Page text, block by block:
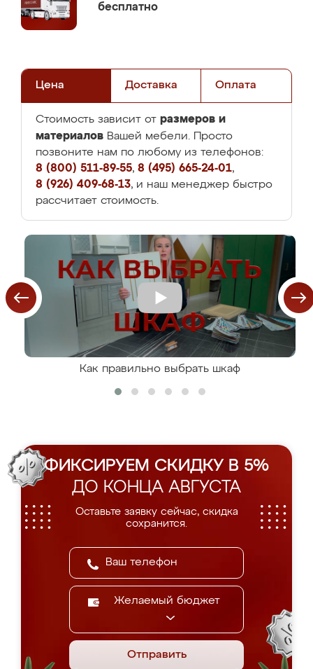
бесплатно
Цена Доставка Оплата
Стоимость зависит от размеров и
материалов Вашей мебели. Просто
позвоните нам по любому из телефонов:
8 (800) 511-89-55, 8 (495) 665-24-01,
8 (926) 409-68-13, и наш менеджер быстро
рассчитает стоимость.
Как правильно выбрать шкаф
ФИКСИРУЕМ СКИДКУ В 5%
ДО КОНЦА АВГУСТА
Оставьте заявку сейчас, скидка
сохранится.
Желаемый бюджет
Отправить